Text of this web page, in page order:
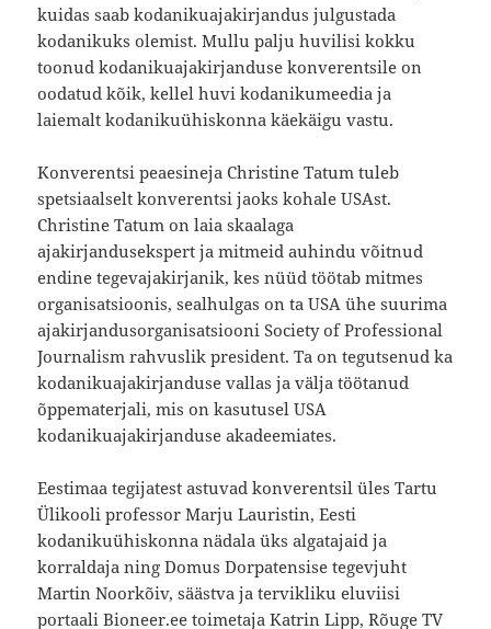
kuidas saab kodanikuajakirjandus julgustada
kodanikuks olemist. Mullu palju huvilisi kokku
toonud kodanikuajakirjanduse konverentsile on
oodatud kõik, kellel huvi kodanikumeedia ja
laiemalt kodanikuühiskonna käekäigu vastu.
Konverentsi peaesineja Christine Tatum tuleb
spetsiaalselt konverentsi jaoks kohale USAst.
Christine Tatum on laia skaalaga
ajakirjandusekspert ja mitmeid auhindu võitnud
endine tegevajakirjanik, kes nüüd töötab mitmes
organisatsioonis, sealhulgas on ta USA ühe suurima
ajakirjandusorganisatsiooni Society of Professional
Journalism rahvuslik president. Ta on tegutsenud ka
kodanikuajakirjanduse vallas ja välja töötanud
õppematerjali, mis on kasutusel USA
kodanikuajakirjanduse akadeemiates.
Eestimaa tegijatest astuvad konverentsil üles Tartu
Ülikooli professor Marju Lauristin, Eesti
kodanikuühiskonna nädala üks algatajaid ja
korraldaja ning Domus Dorpatensise tegevjuht
Martin Noorkõiv, säästva ja tervikliku eluviisi
portaali Bioneer.ee toimetaja Katrin Lipp, Rõuge TV